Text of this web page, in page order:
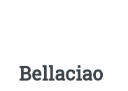
Bellaciao